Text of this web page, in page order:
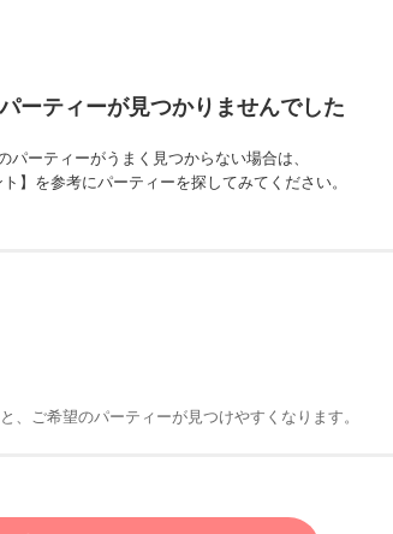
ーティーが見つかりませんでした
パーティーがうまく見つからない場合は、
ト】を参考にパーティーを探してみてください。
ご希望のパーティーが見つけやすくなります。